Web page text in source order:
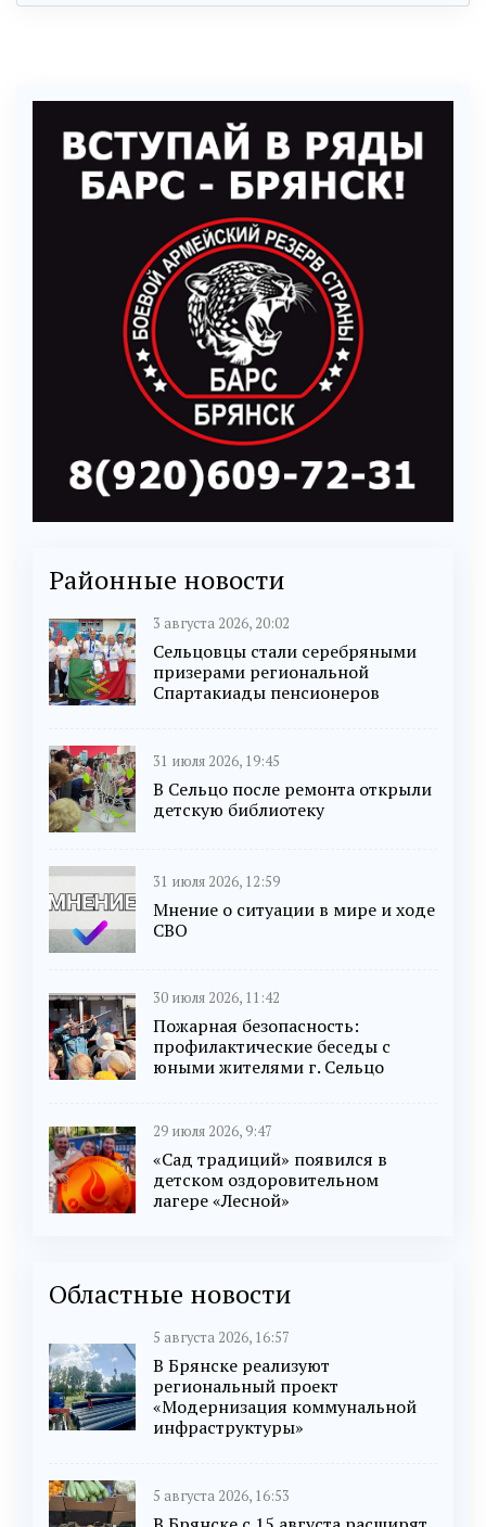
Районные новости
3 августа 2026, 20:02
Сельцовцы стали серебряными
призерами региональной
Спартакиады пенсионеров
31 июля 2026, 19:45
В Сельцо после ремонта открыли
детскую библиотеку
31 июля 2026, 12:59
Мнение о ситуации в мире и ходе
СВО
30 июля 2026, 11:42
Пожарная безопасность:
профилактические беседы с
юными жителями г. Сельцо
29 июля 2026, 9:47
«Сад традиций» появился в
детском оздоровительном
лагере «Лесной»
Областные новости
5 августа 2026, 16:57
В Брянске реализуют
региональный проект
«Модернизация коммунальной
инфраструктуры»
5 августа 2026, 16:53